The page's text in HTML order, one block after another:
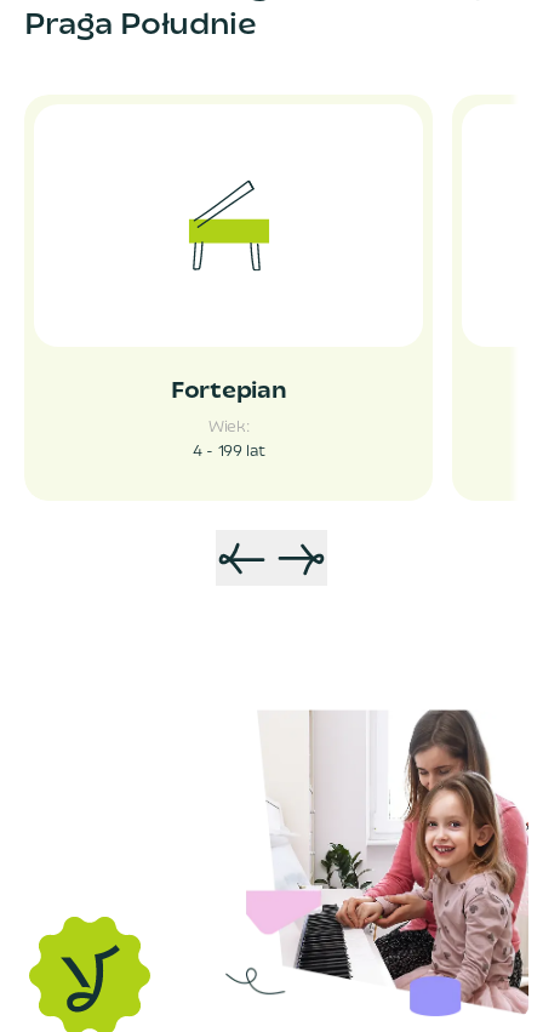
Praga Południe
Fortepian
Wiek:
4 - 199 lat